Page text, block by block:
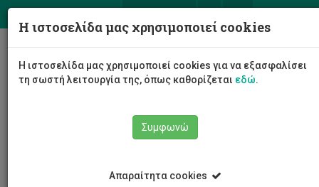
Προγράμματα Πτυχίου-4 Έτη
Η ιστοσελίδα μας χρησιμοποιεί cookies
Η ιστοσελίδα μας χρησιμοποιεί cookies για να εξασφαλίσει
τη σωστή λειτουργία της, όπως καθορίζεται εδώ.
Συμφωνώ
Απαραίτητα cookies